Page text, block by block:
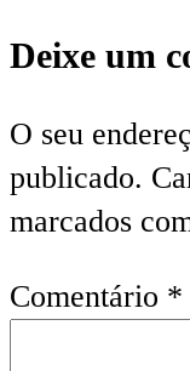
Deixe um
O seu
publicado.
marcados
Comentário *